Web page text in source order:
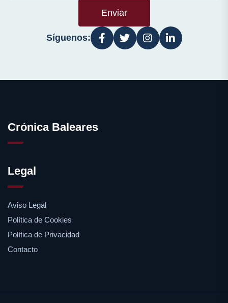
Enviar
Síguenos:
Crónica Baleares
Legal
Aviso Legal
Política de Cookies
Política de Privacidad
Contacto